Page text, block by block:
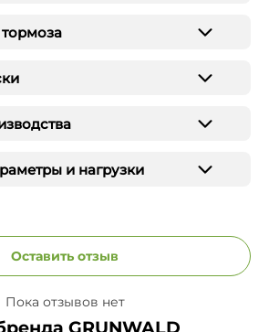
и нагрузки
Оставить отзыв
Пока отзывов нет
GRUNWALD